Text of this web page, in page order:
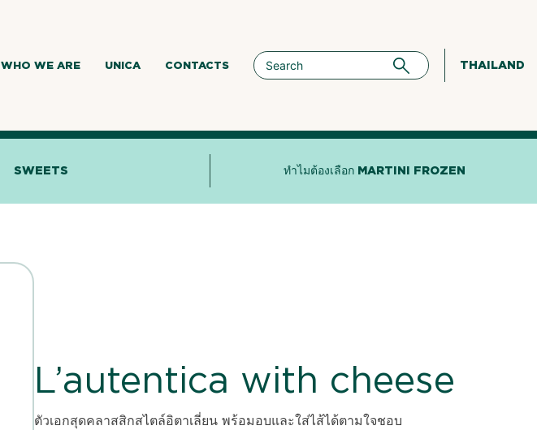
WHO WE ARE UNICA CONTACTS THAILAND
SWEETS ทำไมต้องเลือก MARTINI FROZEN
L’autentica with cheese
ตัวเอกสุดคลาสสิกสไตล์อิตาเลี่ยน พร้อมอบและใส่ไส้ได้ตามใจชอบ